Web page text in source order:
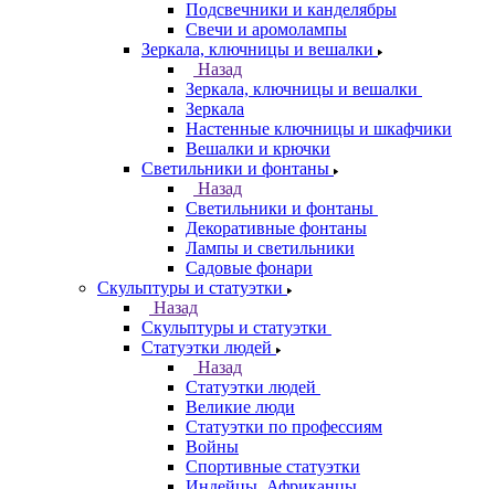
Подсвечники и канделябры
Свечи и аромолампы
Зеркала, ключницы и вешалки
Назад
Зеркала, ключницы и вешалки
Зеркала
Настенные ключницы и шкафчики
Вешалки и крючки
Светильники и фонтаны
Назад
Светильники и фонтаны
Декоративные фонтаны
Лампы и светильники
Садовые фонари
Скульптуры и статуэтки
Назад
Скульптуры и статуэтки
Статуэтки людей
Назад
Статуэтки людей
Великие люди
Статуэтки по профессиям
Войны
Спортивные статуэтки